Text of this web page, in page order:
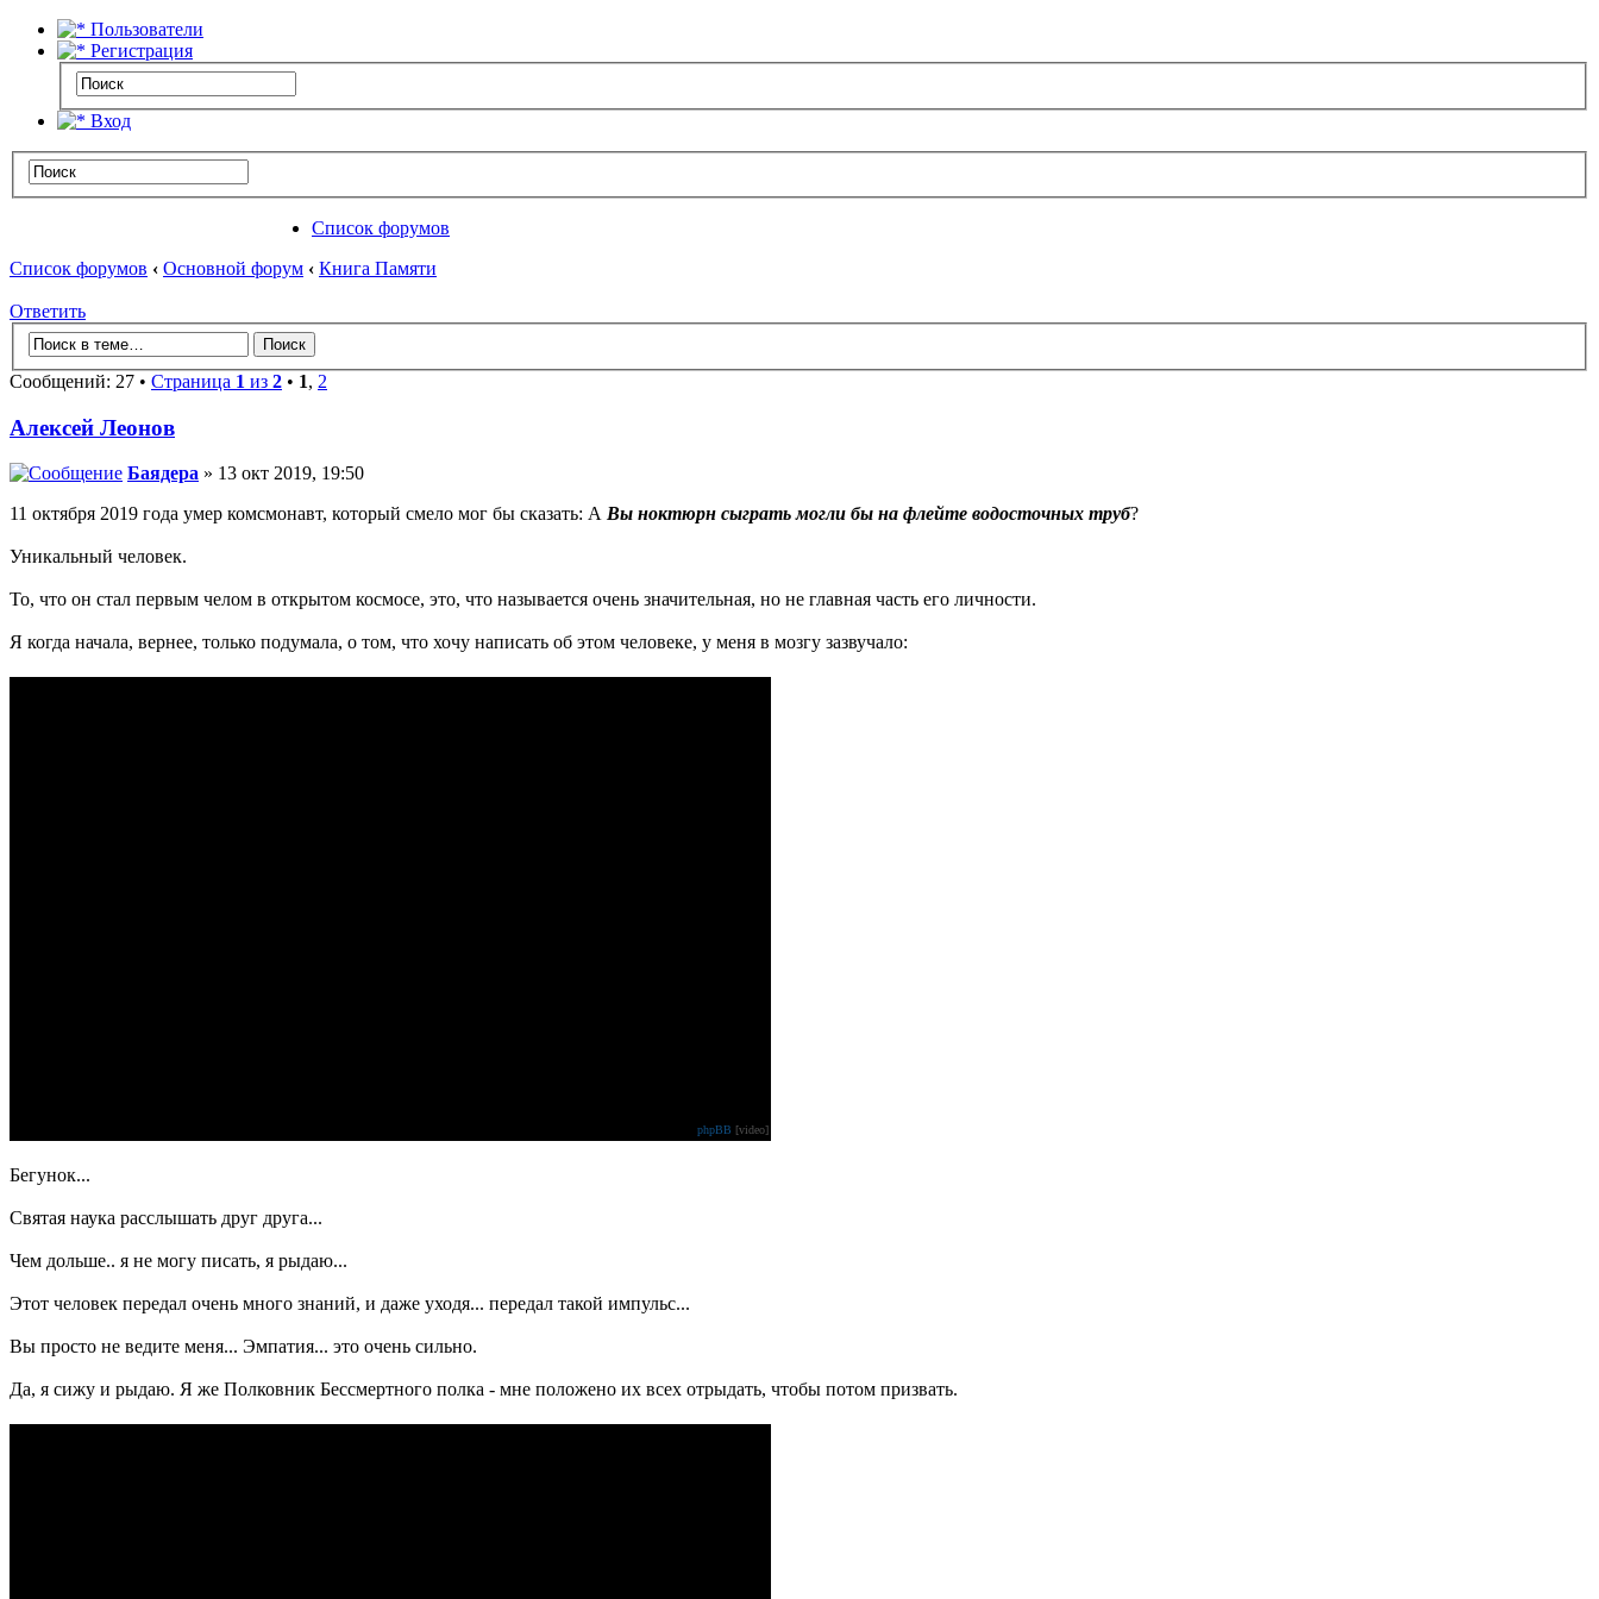
Пользователи
Регистрация
Вход
Список форумов
Список форумов ‹ Основной форум ‹ Книга Памяти
Ответить
Сообщений: 27 • Страница 1 из 2 • 1, 2
Алексей Леонов
Баядера » 13 окт 2019, 19:50
11 октября 2019 года умер комсмонавт, который смело мог бы сказать: А Вы ноктюрн сыграть могли бы на флейте водосточных труб?
Уникальный человек.
То, что он стал первым челом в открытом космосе, это, что называется очень значительная, но не главная часть его личности.
Я когда начала, вернее, только подумала, о том, что хочу написать об этом человеке, у меня в мозгу зазвучало:
phpBB [video]
Бегунок...
Святая наука расслышать друг друга...
Чем дольше.. я не могу писать, я рыдаю...
Этот человек передал очень много знаний, и даже уходя... передал такой импульс...
Вы просто не ведите меня... Эмпатия... это очень сильно.
Да, я сижу и рыдаю. Я же Полковник Бессмертного полка - мне положено их всех отрыдать, чтобы потом призвать.